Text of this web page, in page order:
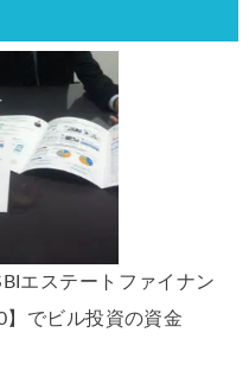
エステートファイナン
】でビル投資の資金